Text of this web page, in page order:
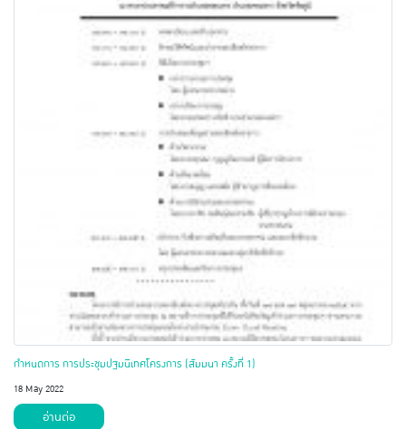
กำหนดการ การประชุมปฐมนิเทศโครงการ (สัมมนา ครั้งที่ 1)
18 May 2022
อ่านต่อ